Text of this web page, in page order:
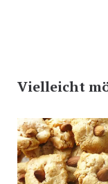
Vielleicht